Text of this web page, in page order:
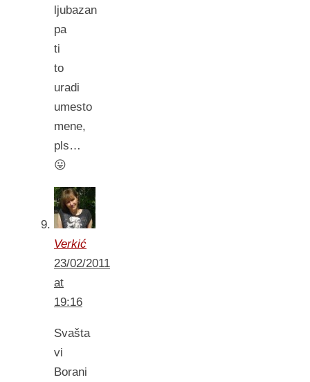
ljubazan
pa
ti
to
uradi
umesto
mene,
pls…
😛
Verkić
23/02/2011
at
19:16
Svašta
vi
Borani